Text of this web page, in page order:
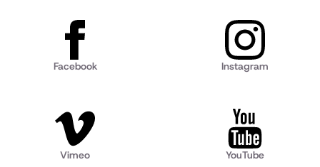
Facebook Instagram
Vimeo YouTube